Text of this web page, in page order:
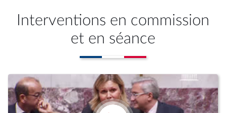
Interventions en commission
et en séance